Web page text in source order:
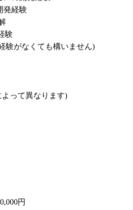
発経験
験
験がなくても構いません)
って異なります)
円